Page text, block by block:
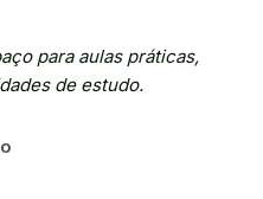
para aulas práticas,
de estudo.